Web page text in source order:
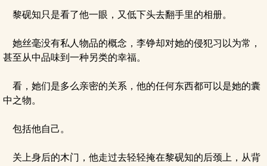
黎砚知只是看了他一眼，又低下头去翻手里的相册。
她丝毫没有私人物品的概念，李铮却对她的侵犯习以为常，
甚至从中品味到一种另类的幸福。
看，她们是多么亲密的关系，他的任何东西都可以是她的囊
中之物。
包括他自己。
关上身后的木门，他走过去轻轻掩在黎砚知的后颈上，从背